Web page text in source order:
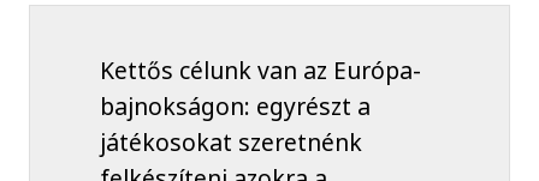
Kettős célunk van az Európa-
bajnokságon: egyrészt a
játékosokat szeretnénk